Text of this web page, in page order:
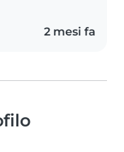
2 mesi fa